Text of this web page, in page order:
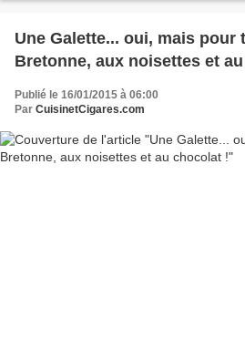
Une Galette... oui, mais pour
Bretonne, aux noisettes et
Publié le 16/01/2015 à 06:00
Par CuisinetCigares.com